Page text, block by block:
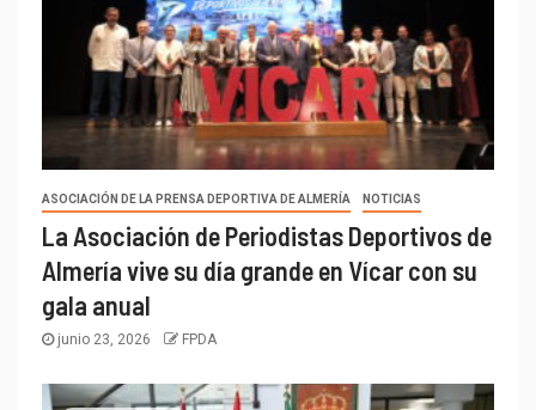
ASOCIACIÓN DE LA PRENSA DEPORTIVA DE ALMERÍA NOTICIAS
La Asociación de Periodistas Deportivos de
Almería vive su día grande en Vícar con su
gala anual
junio 23, 2026 FPDA